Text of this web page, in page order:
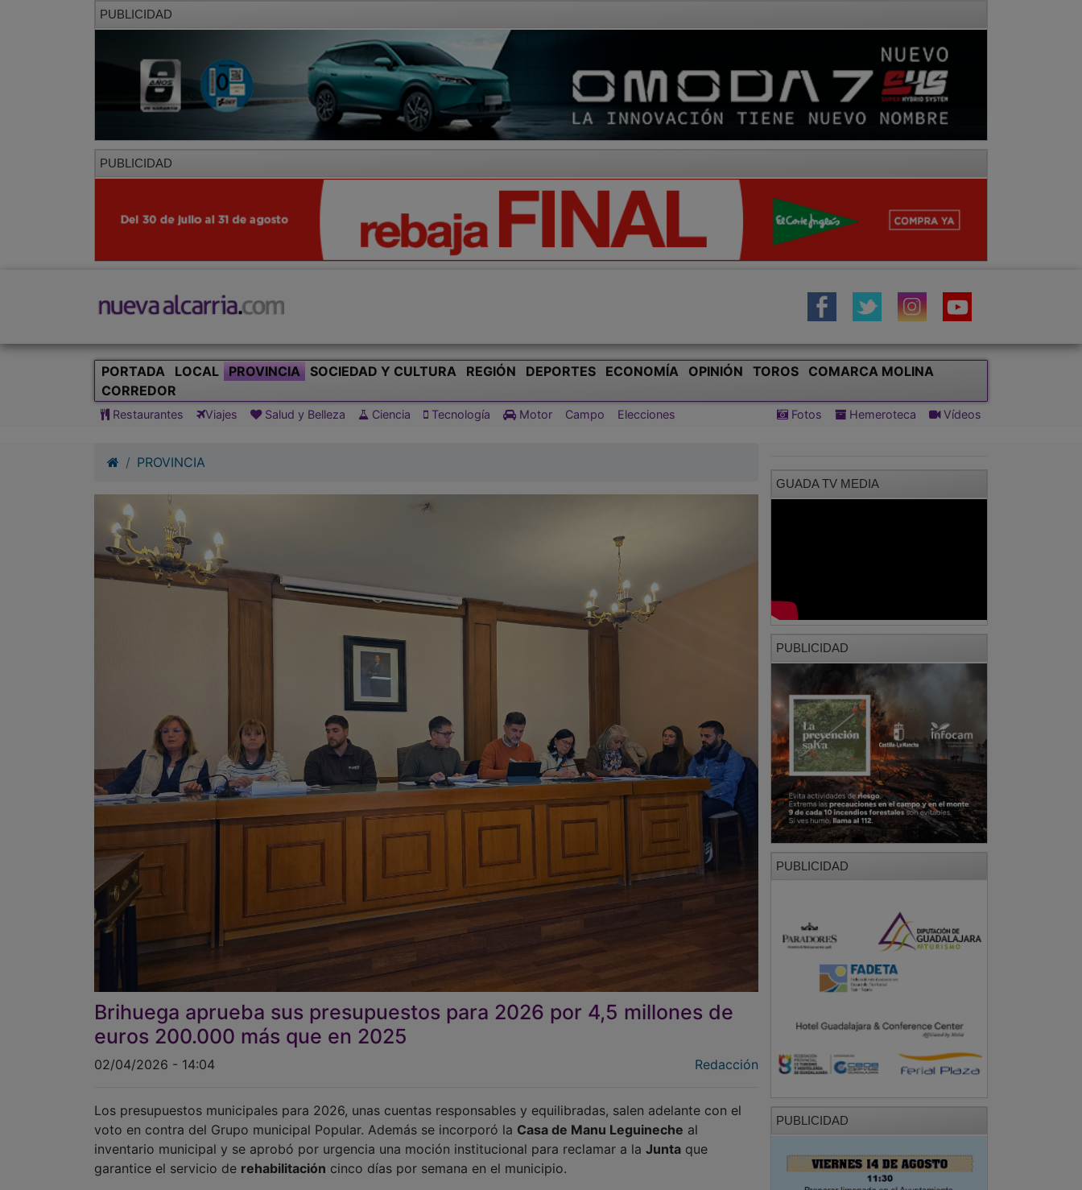
PUBLICIDAD
PUBLICIDAD
PORTADA LOCAL PROVINCIA SOCIEDAD Y CULTURA REGIÓN DEPORTES ECONOMÍA OPINIÓN TOROS
COMARCA MOLINA
CORREDOR
Restaurantes Viajes Salud y Belleza Ciencia Tecnología Motor Campo Elecciones Fotos Hemeroteca Vídeos
PROVINCIA
Brihuega aprueba sus presupuestos para 2026 por 4,5 millones de
euros 200.000 más que en 2025
02/04/2026 - 14:04 Redacción
Los presupuestos municipales para 2026, unas cuentas responsables y equilibradas, salen adelante con el
voto en contra del Grupo municipal Popular. Además se incorporó la Casa de Manu Leguineche al
inventario municipal y se aprobó por urgencia una moción institucional para reclamar a la Junta que
garantice el servicio de rehabilitación cinco días por semana en el municipio.
GUADA TV MEDIA
PUBLICIDAD
PUBLICIDAD
PUBLICIDAD